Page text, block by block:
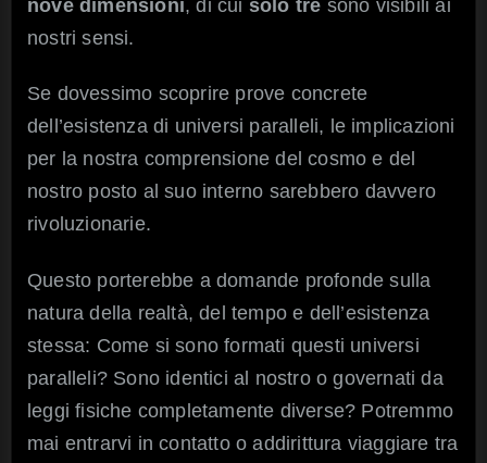
nove dimensioni, di cui solo tre sono visibili ai
nostri sensi.
Se dovessimo scoprire prove concrete
dell’esistenza di universi paralleli, le implicazioni
per la nostra comprensione del cosmo e del
nostro posto al suo interno sarebbero davvero
rivoluzionarie.
Questo porterebbe a domande profonde sulla
natura della realtà, del tempo e dell’esistenza
stessa: Come si sono formati questi universi
paralleli? Sono identici al nostro o governati da
leggi fisiche completamente diverse? Potremmo
mai entrarvi in contatto o addirittura viaggiare tra